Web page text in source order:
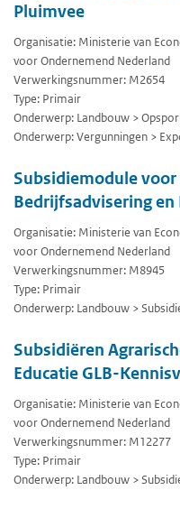
Pluimvee
Organisatie: Ministerie van
voor Ondernemend Nederland
Verwerkingsnummer: M2654
Type: Primair
Onderwerp: Landbouw >
Onderwerp: Vergunningen >
Subsidiemodule voor
Bedrijfsadvisering en
Organisatie: Ministerie van
voor Ondernemend Nederland
Verwerkingsnummer: M8945
Type: Primair
Onderwerp: Landbouw >
Subsidiëren
Educatie GLB-
Organisatie: Ministerie van
voor Ondernemend Nederland
Verwerkingsnummer: M12277
Type: Primair
Onderwerp: Landbouw >